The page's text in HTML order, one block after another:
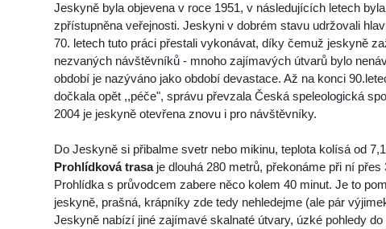
Jeskyně byla objevena v roce 1951, v následujících letech
zpřístupněna veřejnosti. Jeskyni v dobrém stavu udržovali
70. letech tuto práci přestali vykonávat, díky čemuž jeskyně
nezvaných návštěvníků - mnoho zajímavých útvarů bylo
období je nazýváno jako období devastace. Až na konci
dočkala opět ,,péče", správu převzala Česká speleologická
2004 je jeskyně otevřena znovu i pro návštěvníky.
Do Jeskyně si přibalme svetr nebo mikinu, teplota kolísá od
Prohlídková trasaje dlouhá 280 metrů, překonáme při ní přes
Prohlídka s průvodcem zabere něco kolem 40 minut. Je to
jeskyně, prašná, krápníky zde tedy nehledejme (ale pár
Jeskyně nabízí jiné zajímavé skalnaté útvary, úzké pohledy do